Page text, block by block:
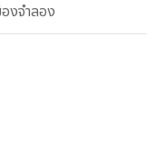
งจำลอง